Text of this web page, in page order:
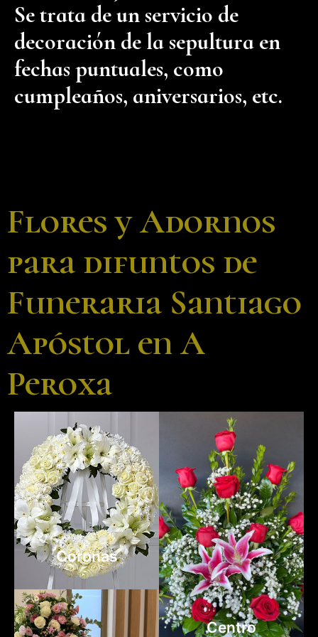
Se trata de un servicio de
decoración de la sepultura en
fechas puntuales, como
cumpleaños, aniversarios, etc.
Flores y Adornos
para difuntos de
Funeraria Santiago
Apóstol en A
Peroxa
Coronas
Son los productos
más conocidos
Centro